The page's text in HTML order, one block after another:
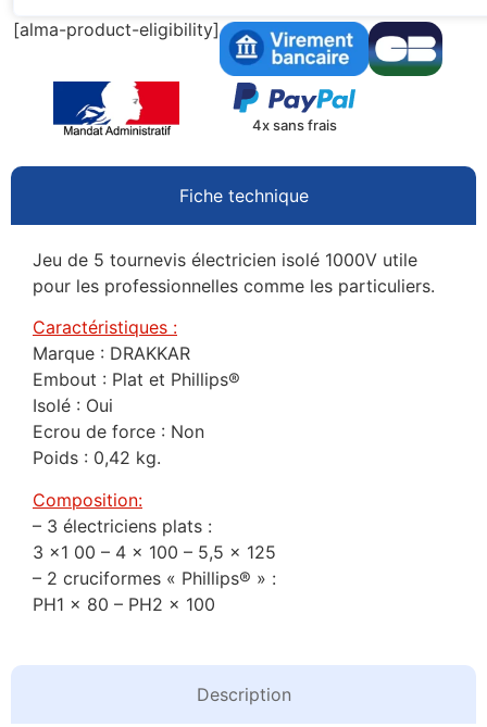
[alma-product-eligibility]
4x sans frais
Fiche technique
Description
Jeu de 5 tournevis électricien isolé 1000V utile
pour les professionnelles comme les particuliers.
Caractéristiques :
Marque : DRAKKAR
Embout : Plat et Phillips®
Isolé : Oui
Ecrou de force : Non
Poids : 0,42 kg.
Composition:
– 3 électriciens plats :
3 x1 00 – 4 x 100 – 5,5 x 125
– 2 cruciformes « Phillips® » :
PH1 x 80 – PH2 x 100